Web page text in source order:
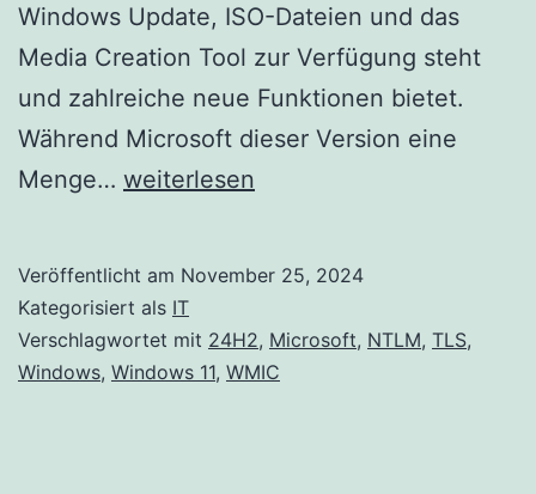
Windows Update, ISO-Dateien und das
Media Creation Tool zur Verfügung steht
und zahlreiche neue Funktionen bietet.
Während Microsoft dieser Version eine
Menge… In
Version
24H2
entfernte
weiterlesen
Veröffentlicht am November 25, 2024
Kategorisiert als IT
Verschlagwortet mit 24H2, Microsoft, NTLM, TLS,
Windows, Windows 11, WMIC